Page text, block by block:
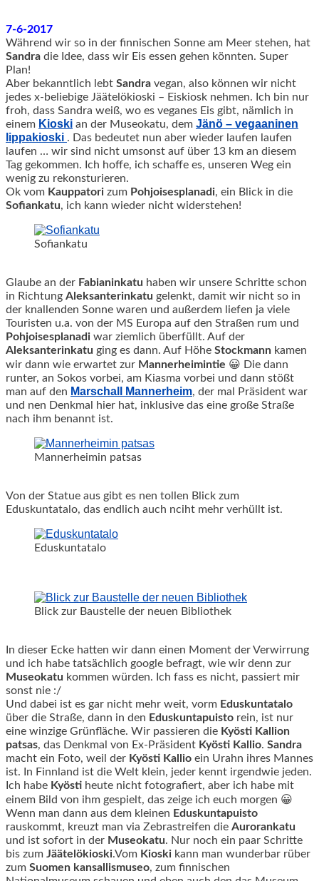
7-6-2017
Während wir so in der finnischen Sonne am Meer stehen, hat
Sandra die Idee, dass wir Eis essen gehen könnten. Super
Plan!
Aber bekanntlich lebt Sandra vegan, also können wir nicht
jedes x-beliebige Jäätelökioski – Eiskiosk nehmen. Ich bin nur
froh, dass Sandra weiß, wo es veganes Eis gibt, nämlich in
einem Kioski an der Museokatu, dem Jänö – vegaaninen
lippakioski . Das bedeutet nun aber wieder laufen laufen
laufen … wir sind nicht umsonst auf über 13 km an diesem
Tag gekommen. Ich hoffe, ich schaffe es, unseren Weg ein
wenig zu rekonsturieren.
Ok vom Kauppatori zum Pohjoisesplanadi, ein Blick in die
Sofiankatu, ich kann wieder nicht widerstehen!
Sofiankatu
Glaube an der Fabianinkatu haben wir unsere Schritte schon
in Richtung Aleksanterinkatu gelenkt, damit wir nicht so in
der knallenden Sonne waren und außerdem liefen ja viele
Touristen u.a. von der MS Europa auf den Straßen rum und
Pohjoisesplanadi war ziemlich überfüllt. Auf der
Aleksanterinkatu ging es dann. Auf Höhe Stockmann kamen
wir dann wie erwartet zur Mannerheimintie 😀 Die dann
runter, an Sokos vorbei, am Kiasma vorbei und dann stößt
man auf den Marschall Mannerheim, der mal Präsident war
und nen Denkmal hier hat, inklusive das eine große Straße
nach ihm benannt ist.
Mannerheimin patsas
Von der Statue aus gibt es nen tollen Blick zum
Eduskuntatalo, das endlich auch nciht mehr verhüllt ist.
Eduskuntatalo
Blick zur Baustelle der neuen Bibliothek
In dieser Ecke hatten wir dann einen Moment der Verwirrung
und ich habe tatsächlich google befragt, wie wir denn zur
Museokatu kommen würden. Ich fass es nicht, passiert mir
sonst nie :/
Und dabei ist es gar nicht mehr weit, vorm Eduskuntatalo
über die Straße, dann in den Eduskuntapuisto rein, ist nur
eine winzige Grünfläche. Wir passieren die Kyösti Kallion
patsas, das Denkmal von Ex-Präsident Kyösti Kallio. Sandra
macht ein Foto, weil der Kyösti Kallio ein Urahn ihres Mannes
ist. In Finnland ist die Welt klein, jeder kennt irgendwie jeden.
Ich habe Kyösti heute nicht fotografiert, aber ich habe mit
einem Bild von ihm gespielt, das zeige ich euch morgen 😀
Wenn man dann aus dem kleinen Eduskuntapuisto
rauskommt, kreuzt man via Zebrastreifen die Aurorankatu
und ist sofort in der Museokatu. Nur noch ein paar Schritte
bis zum Jäätelökioski.Vom Kioski kann man wunderbar rüber
zum Suomen kansallismuseo, zum finnischen